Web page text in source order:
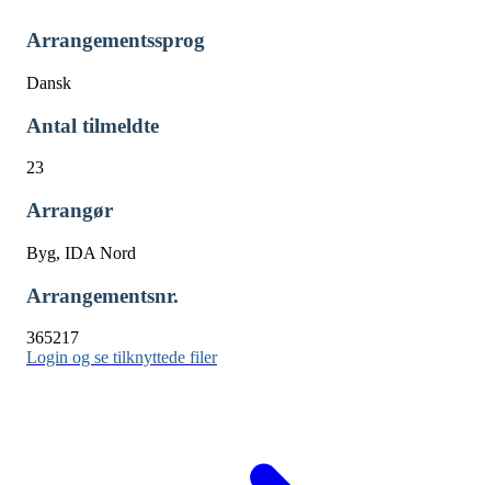
Arrangementssprog
Dansk
Antal tilmeldte
23
Arrangør
Byg, IDA Nord
Arrangementsnr.
365217
Login og se tilknyttede filer